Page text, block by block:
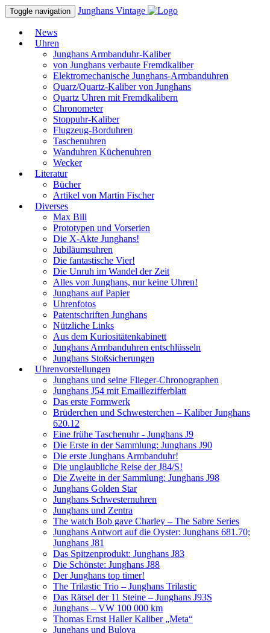
Toggle navigation Junghans Vintage
News
Uhren
Junghans Armbanduhr-Kaliber
von Junghans verbaute Fremdkaliber
Elektromechanische Junghans-Armbanduhren
Quarz/Quartz-Kaliber von Junghans
Quartz Uhren mit Fremdkalibern
Chronometer
Stoppuhr-Kaliber
Flugzeug-Borduhren
Taschenuhren
Wanduhren Küchenuhren
Wecker
Literatur
Bücher
Artikel von Martin Fischer
Diverses
Max Bill
Prototypen und Vorserien
Die X-Akte Junghans!
Jubiläumsuhren
Die fantastische Vier!
Die Unruh im Wandel der Zeit
Alles von Junghans, nur keine Uhren!
Junghans auf Papier
Uhrenfotos
Patentschriften Junghans
Nützliche Links
Aus dem Kuriositätenkabinett
Junghans Armbanduhren entschlüsseln
Junghans Stoßsicherungen
Uhrenvorstellungen
Junghans und seine Flieger-Chronographen
Junghans J54 mit Emaillezifferblatt
Das erste Formwerk
Brüderchen und Schwesterchen – Kaliber Junghans
620.12
Eine frühe Taschenuhr - Junghans J9
Die Erste in der Sammlung: Junghans J90
Die erste Junghans Armbanduhr!
Die unglaubliche Reise der J84/S!
Die Zweite in der Sammlung: Junghans J98
Junghans Golden Star
Junghans Schwesternuhren
Junghans und Zentra
The watch Bob gave Charley – The Sabre Series
Junghans Antwort auf die Oyster: Junghans 681.70;
Junghans J81
Das Spitzenprodukt: Junghans J83
Die Schönste: Junghans J88
Der Junghans top timer!
The Trilastic Trio – Junghans Trilastic
Das Rätsel der 11 Steine – Junghans J93S
Junghans – VW 100 000 km
Thomas Ernst Haller Kaliber „Meta“
Junghans und Bulova